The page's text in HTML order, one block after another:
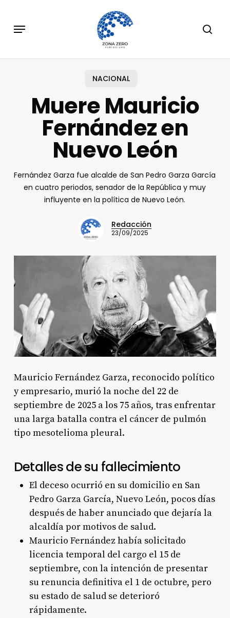
main
Menu
NACIONAL
Muere Mauricio
Fernández en
Nuevo León
Fernández Garza fue alcalde de San Pedro Garza García
en cuatro periodos, senador de la República y muy
influyente en la política de Nuevo León.
Redacción
23/09/2025
Mauricio Fernández Garza, reconocido político
y empresario, murió la noche del 22 de
septiembre de 2025 a los 75 años, tras enfrentar
una larga batalla contra el cáncer de pulmón
tipo mesotelioma pleural.
Detalles de su fallecimiento
El deceso ocurrió en su domicilio en San
Pedro Garza García, Nuevo León, pocos días
después de haber anunciado que dejaría la
alcaldía por motivos de salud.
Mauricio Fernández había solicitado
licencia temporal del cargo el 15 de
septiembre, con la intención de presentar
su renuncia definitiva el 1 de octubre, pero
su estado de salud se deterioró
rápidamente.